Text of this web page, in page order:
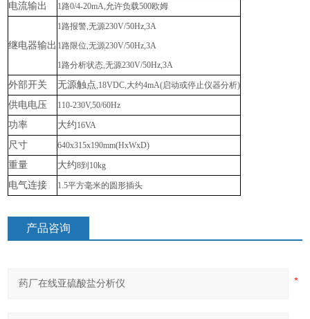
电流输出 1路0/4-20mA,允许负载500欧姆
继电器输出
1路报警,无源230V/50Hz,3A
1路限位,无源230V/50Hz,3A
1路分析状态,无源230V/50Hz,3A
外部开关 无源触点,18VDC,大约4mA(启动或停止仪器分析)
供电电压 110-230V,50/60Hz
功率 大约16VA
尺寸 640x315x190mm(HxWxD)
重量 大约8到10kg
电气连接 1.5平方毫米的圆形插头
产品咨询